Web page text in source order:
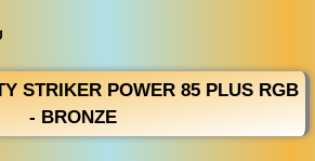
STRIKER POWER 85 PLUS RGB
- BRONZE